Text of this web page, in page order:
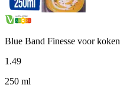
Blue Band Finesse voor koken
1 .49
250 ml